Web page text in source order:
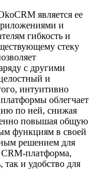
является ее
и
гибкость и
стеку
с другими
и
интуитивно
облегчает
по ней, снижая
повышая общую
функциям в своей
решением для
платформа,
и удобство для